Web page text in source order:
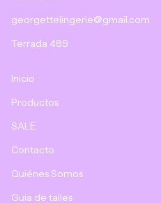
georgettelingerie@gmail.com
Terrada 489
Inicio
Productos
SALE
Contacto
Quiénes Somos
Guia de talles